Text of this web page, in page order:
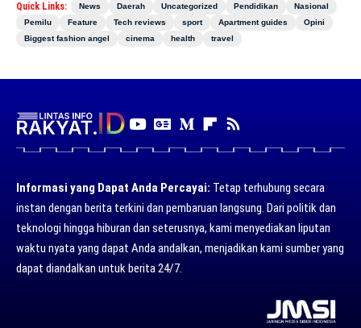
Quick Links: News Daerah Uncategorized Pendidikan
Nasional
Pemilu
Feature Tech reviews sport Apartment guides
Opini
Biggest fashion angel
cinema health travel
Informasi yang Dapat Anda Percayai: Tetap terhubung secara
instan dengan berita terkini dan pembaruan langsung. Dari politik dan
teknologi hingga hiburan dan seterusnya, kami menyediakan liputan
waktu nyata yang dapat Anda andalkan, menjadikan kami sumber yang
dapat diandalkan untuk berita 24/7.